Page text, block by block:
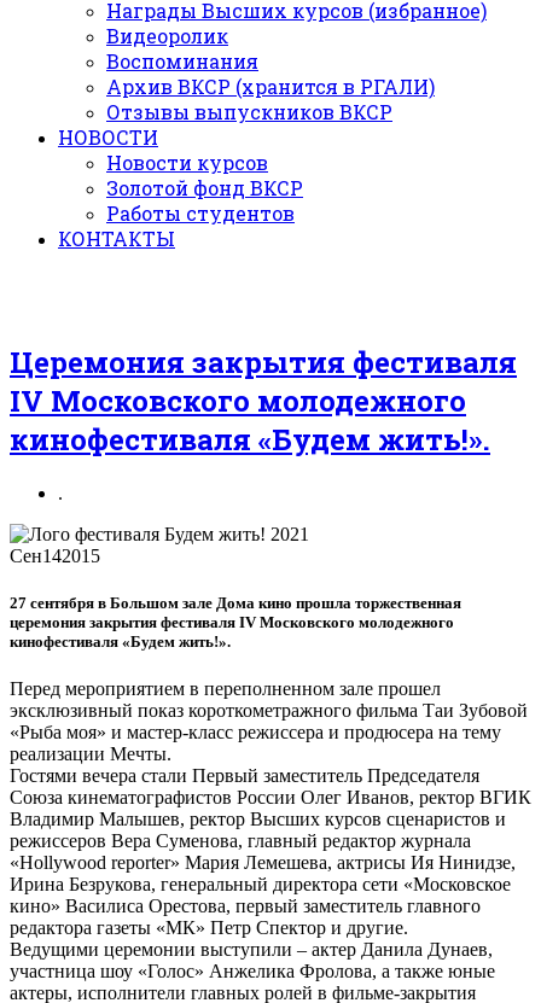
Награды Высших курсов (избранное)
Видеоролик
Воспоминания
Архив ВКСР (хранится в РГАЛИ)
Отзывы выпускников ВКСР
НОВОСТИ
Новости курсов
Золотой фонд ВКСР
Работы студентов
КОНТАКТЫ
Церемония закрытия фестиваля
IV Московского молодежного
кинофестиваля «Будем жить!».
.
Сен142015
27 сентября в Большом зале Дома кино прошла торжественная
церемония закрытия фестиваля IV Московского молодежного
кинофестиваля «Будем жить!».
Перед мероприятием в переполненном зале прошел
эксклюзивный показ короткометражного фильма Таи Зубовой
«Рыба моя» и мастер-класс режиссера и продюсера на тему
реализации Мечты.
Гостями вечера стали Первый заместитель Председателя
Союза кинематографистов России Олег Иванов, ректор ВГИК
Владимир Малышев, ректор Высших курсов сценаристов и
режиссеров Вера Суменова, главный редактор журнала
«Hollywood reporter» Мария Лемешева, актрисы Ия Нинидзе,
Ирина Безрукова, генеральный директора сети «Московское
кино» Василиса Орестова, первый заместитель главного
редактора газеты «МК» Петр Спектор и другие.
Ведущими церемонии выступили – актер Данила Дунаев,
участница шоу «Голос» Анжелика Фролова, а также юные
актеры, исполнители главных ролей в фильме-закрытия